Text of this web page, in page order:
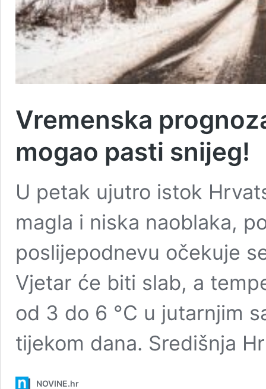
Vremenska
mogao pasti snijeg!
U petak ujutro istok
magla i niska naoblaka,
poslijepodnevu očekuje
Vjetar će biti slab, a
od 3 do 6 °C u jutarnjim
tijekom dana. Središnja
NOVINE.hr